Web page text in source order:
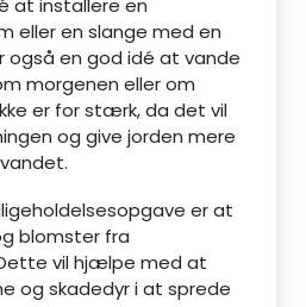
at installere en
eller en slange med en
også en god idé at vande
morgenen eller om
er for stærk, da det vil
og give jorden mere
er at
blomster fra
vil hjælpe med at
og skadedyr i at sprede